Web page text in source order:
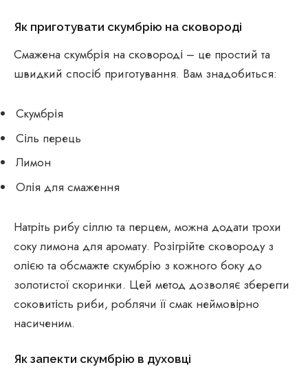
Як приготувати скумбрію на сковороді
Смажена скумбрія на сковороді – це простий та
швидкий спосіб приготування. Вам знадобиться:
Скумбрія
Сіль перець
Лимон
Олія для смаження
Натріть рибу сіллю та перцем, можна додати трохи
соку лимона для аромату. Розігрійте сковороду з
олією та обсмажте скумбрію з кожного боку до
золотистої скоринки. Цей метод дозволяє зберегти
соковитість риби, роблячи її смак неймовірно
насиченим.
Як запекти скумбрію в духовці